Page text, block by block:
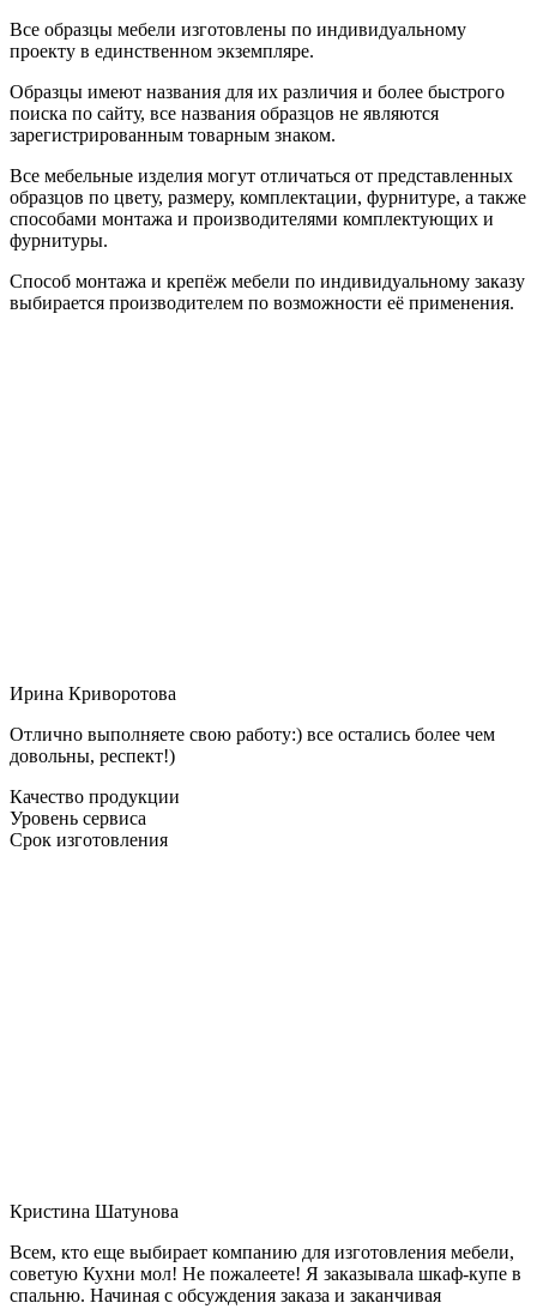
Все образцы мебели изготовлены по индивидуальному
проекту в единственном экземпляре.
Образцы имеют названия для их различия и более быстрого
поиска по сайту, все названия образцов не являются
зарегистрированным товарным знаком.
Все мебельные изделия могут отличаться от представленных
образцов по цвету, размеру, комплектации, фурнитуре, а также
способами монтажа и производителями комплектующих и
фурнитуры.
Способ монтажа и крепёж мебели по индивидуальному заказу
выбирается производителем по возможности её применения.
Ирина Криворотова
Отлично выполняете свою работу:) все остались более чем
довольны, респект!)
Качество продукции
Уровень сервиса
Срок изготовления
Кристина Шатунова
Всем, кто еще выбирает компанию для изготовления мебели,
советую Кухни мол! Не пожалеете! Я заказывала шкаф-купе в
спальню. Начиная с обсуждения заказа и заканчивая